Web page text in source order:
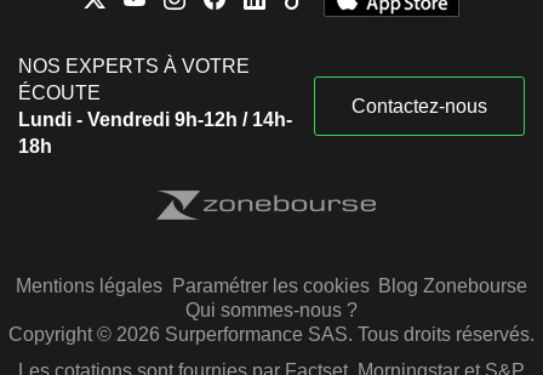
NOS EXPERTS À VOTRE
ÉCOUTE
Lundi - Vendredi 9h-12h / 14h-
18h
Contactez-nous
Mentions légales Paramétrer les cookies Blog Zonebourse
Qui sommes-nous ?
Copyright © 2026 Surperformance SAS. Tous droits réservés.
Les cotations sont fournies par Factset, Morningstar et S&P